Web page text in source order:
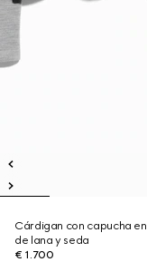
Cárdigan con capucha
de lana y seda
€ 1.700